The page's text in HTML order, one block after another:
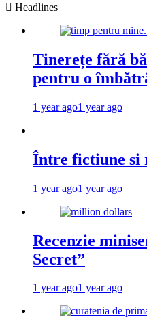
Headlines
Tinerețe fără
pentru o
1 year ago1 year ago
Între fictiune si
1 year ago1 year ago
Recenzie
Secret”
1 year ago1 year ago